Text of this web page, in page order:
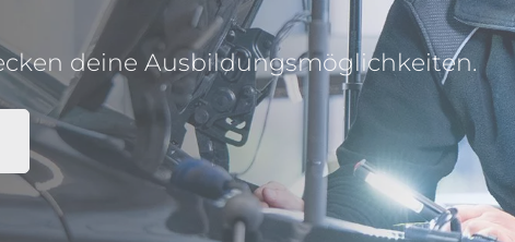
deine Ausbildungsmöglichkeiten.